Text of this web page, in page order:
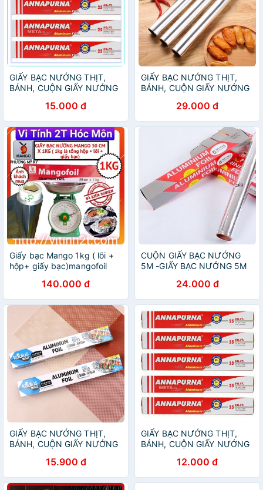
GIẤY BẠC NƯỚNG THỊT,
BÁNH, CUỘN GIẤY NƯỚNG
15.000 đ
GIẤY BẠC NƯỚNG THỊT,
BÁNH, CUỘN GIẤY NƯỚNG
29.000 đ
Giấy bạc Mango 1kg ( lõi +
hộp+ giấy bạc)mangofoil
140.000 đ
CUỘN GIẤY BẠC NƯỚNG
5M -GIẤY BẠC NƯỚNG 5M
24.000 đ
GIẤY BẠC NƯỚNG THỊT,
BÁNH, CUỘN GIẤY NƯỚNG
15.900 đ
GIẤY BẠC NƯỚNG THỊT,
BÁNH, CUỘN GIẤY NƯỚNG
12.000 đ